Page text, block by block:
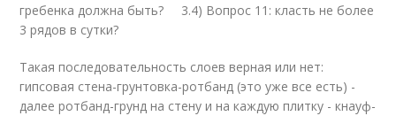
гребенка должна быть? 3.4) Вопрос 11: класть не более
3 рядов в сутки?
Такая последовательность слоев верная или нет:
гипсовая стена-грунтовка-ротбанд (это уже все есть) -
далее ротбанд-грунд на стену и на каждую плитку - кнауф-